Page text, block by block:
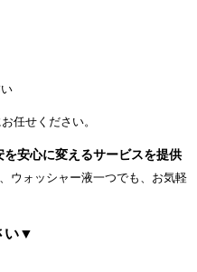
任せください。
を安心に変えるサービスを提供
ウォッシャー液一つでも、お気軽
い▼